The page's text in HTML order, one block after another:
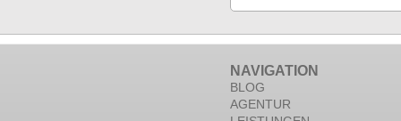
NAVIGATION
BLOG
AGENTUR